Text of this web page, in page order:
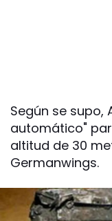
Según se supo,
automático"
altitud de 30
Germanwings.